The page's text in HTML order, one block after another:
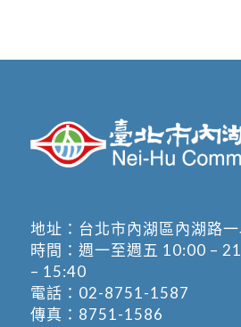
地址： 台北市內湖區內湖路
時間：週一至週五 10:00 –
– 15:40
電話： 02-8751-1587
傳真：8751-1586